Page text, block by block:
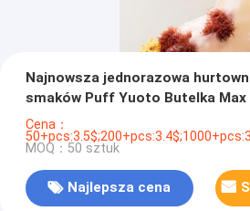
Najnowsza jednorazowa
smaków Puff Yuoto Butelka Max
Cena：
MOQ：50 sztuk
Najlepsza cena